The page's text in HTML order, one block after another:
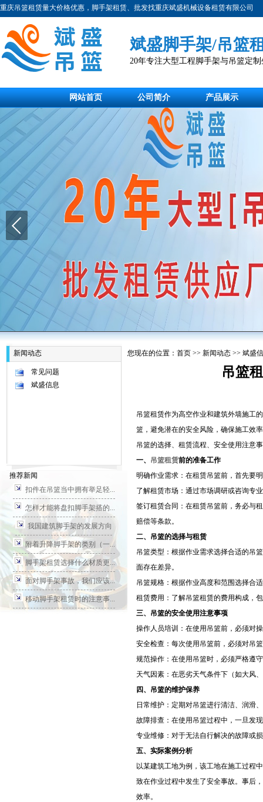
重庆吊篮租赁量大价格优惠，脚手架租赁、批发找重庆斌盛机械设备租赁有限公司
斌盛脚手架/吊篮
20年专注大型工程脚手架与吊篮定
网站首页 公司简介 产品展示
新闻动态
常见问题
斌盛信息
推荐新闻
扣件在吊篮当中拥有举足轻...
怎样才能将盘扣脚手架搭的...
我国建筑脚手架的发展方向
附着升降脚手架的类别（一...
脚手架租赁选择什么材质更...
面对脚手架事故，我们应该...
移动脚手架租赁时的注意事...
您现在的位置： 首页 >> 新闻动态 >> 斌盛
吊篮
吊篮租赁作为高空作业和建筑外墙施工
篮，避免潜在的安全风险，确保施工效
吊篮的选择、租赁流程、安全使用注意
一、 吊篮租赁前的准备工作‌
明确作业需求‌：在租赁吊篮前，首先要
了解租赁市场‌：通过市场调研或咨询专
签订租赁合同‌：在租赁吊篮前，务必与
赔偿等条款。
‌二、吊篮的选择与租赁‌
吊篮类型‌：根据作业需求选择合适的吊
面存在差异。
吊篮规格‌：根据作业高度和范围选择合
租赁费用‌：了解吊篮租赁的费用构成，
三、吊篮的安全使用注意事项‌
操作人员培训‌：在使用吊篮前，必须对
安全检查‌：每次使用吊篮前，必须对吊
规范操作‌：在使用吊篮时，必须严格遵
天气因素‌：在恶劣天气条件下（如大风
四、吊篮的维护保养‌
日常维护‌：定期对吊篮进行清洁、润滑
故障排查‌：在使用吊篮过程中，一旦发
专业维修‌：对于无法自行解决的故障或
‌五、实际案例分析‌
以某建筑工地为例，该工地在施工过程
致在作业过程中发生了安全事故。事后
效率。